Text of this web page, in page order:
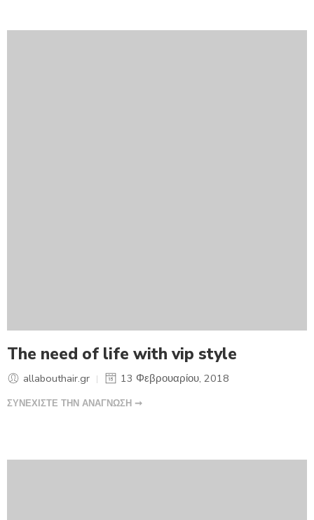
The need of life with vip style
allabouthair.gr 13 Φεβρουαρίου, 2018
ΣΥΝΕΧΙΣΤΕ ΤΗΝ ΑΝΑΓΝΩΣΗ ➞